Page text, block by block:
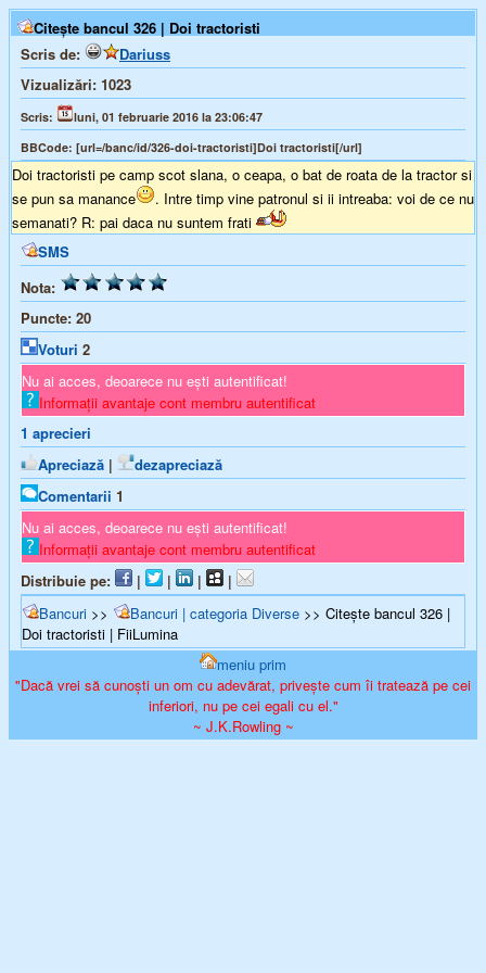
Citește bancul 326 | Doi tractoristi
Scris de:
Dariuss
Vizualizări: 1023
Scris:
luni, 01 februarie 2016 la 23:06:47
BBCode: [url=/banc/id/326-doi-tractoristi]Doi tractoristi[/url]
Doi tractoristi pe camp scot slana, o ceapa, o bat de roata de la tractor si
se pun sa manance
. Intre timp vine patronul si ii intreaba: voi de ce nu
semanati? R: pai daca nu suntem frati
SMS
Nota:
Puncte: 20
Voturi 2
Nu ai acces, deoarece nu ești autentificat!
Informații avantaje cont membru autentificat
1 aprecieri
Apreciază |
dezapreciază
Comentarii 1
Nu ai acces, deoarece nu ești autentificat!
Informații avantaje cont membru autentificat
Distribuie pe:
| | |
|
Bancuri >> Bancuri | categoria Diverse >> Citește bancul 326 |
Doi tractoristi | FiiLumina
meniu prim
"Dacă vrei să cunoști un om cu adevărat, privește cum îi tratează pe cei
inferiori, nu pe cei egali cu el."
~ J.K.Rowling ~